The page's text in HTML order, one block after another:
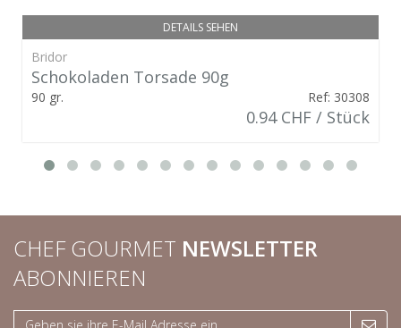
DETAILS SEHEN
Bridor
Schokoladen Torsade 90g
90 gr. Ref: 30308
0.94 CHF / Stück
CHEF GOURMET NEWSLETTER
ABONNIEREN